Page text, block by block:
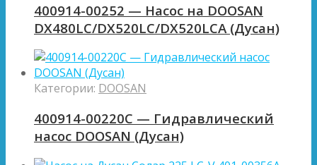
400914-00252 — Насос на DOOSAN
DX480LC/DX520LC/DX520LCA (Дусан)
Категории: DOOSAN
400914-00220C — Гидравлический
насос DOOSAN (Дусан)